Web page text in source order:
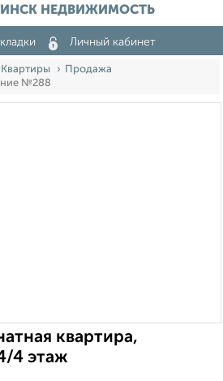
НЕДВИЖИМОСТЬ
Личный кабинет
Квартиры
Продажа
№288
квартира,
4 этаж